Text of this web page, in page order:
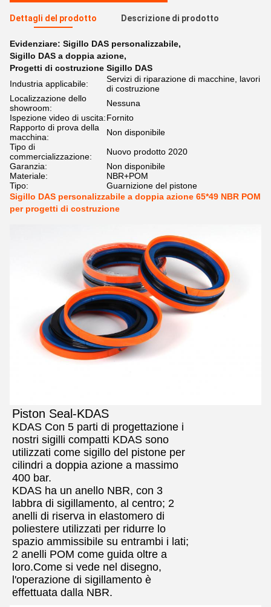
Dettagli del prodotto Descrizione di prodotto
Evidenziare: Sigillo DAS personalizzabile,
Sigillo DAS a doppia azione,
Progetti di costruzione Sigillo DAS
Industria applicabile:
Servizi di riparazione di macchine, lavori
di costruzione
Localizzazione dello
showroom:
Nessuna
Ispezione video di uscita:Fornito
Rapporto di prova della
macchina:
Non disponibile
Tipo di
commercializzazione:
Nuovo prodotto 2020
Garanzia:
Non disponibile
Materiale:
NBR+POM
Tipo:
Guarnizione del pistone
Sigillo DAS personalizzabile a doppia azione 65*49 NBR POM
per progetti di costruzione
Piston Seal-KDAS
KDAS Con 5 parti di progettazione i
nostri sigilli compatti KDAS sono
utilizzati come sigillo del pistone per
cilindri a doppia azione a massimo
400 bar.
KDAS ha un anello NBR, con 3
labbra di sigillamento, al centro; 2
anelli di riserva in elastomero di
poliestere utilizzati per ridurre lo
spazio ammissibile su entrambi i lati;
2 anelli POM come guida oltre a
loro.Come si vede nel disegno,
l'operazione di sigillamento è
effettuata dalla NBR.